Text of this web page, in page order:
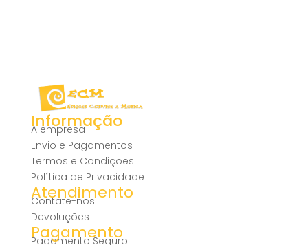
Informação
A empresa
Envio e Pagamentos
Termos e Condições
Política de Privacidade
Atendimento
Contate-nos
Devoluções
Pagamento
Pagamento Seguro